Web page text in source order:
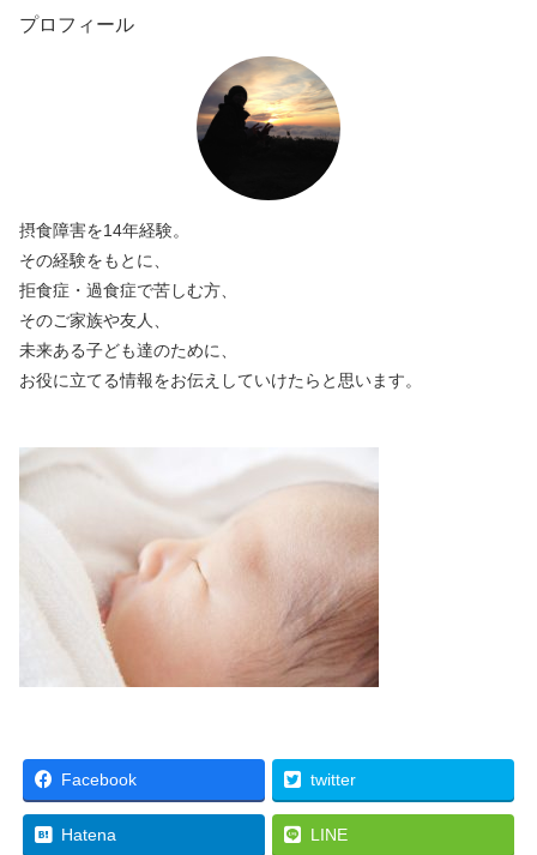
プロフィール
摂食障害を14年経験。
その経験をもとに、
拒食症・過食症で苦しむ方、
そのご家族や友人、
未来ある子ども達のために、
お役に立てる情報をお伝えしていけたらと思います。
Facebook twitter
Hatena LINE